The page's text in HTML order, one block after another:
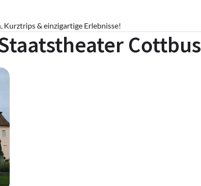
Kurztrips & einzigartige Erlebnisse!
Cottbus